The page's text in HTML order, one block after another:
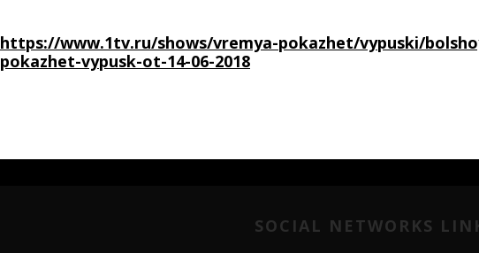
https://www.1tv.ru/shows/vremya-pokazhet/vypuski/
pokazhet-vypusk-ot-14-06-2018
SOCIAL NETWORKS